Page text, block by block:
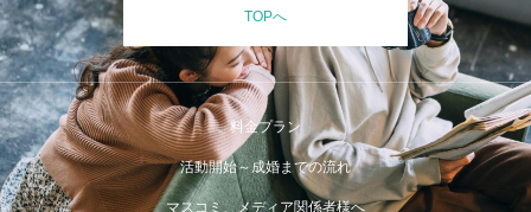
TOPへ
料金プラン
活動開始～成婚までの流れ
マスコミ、メディア関係者様へ